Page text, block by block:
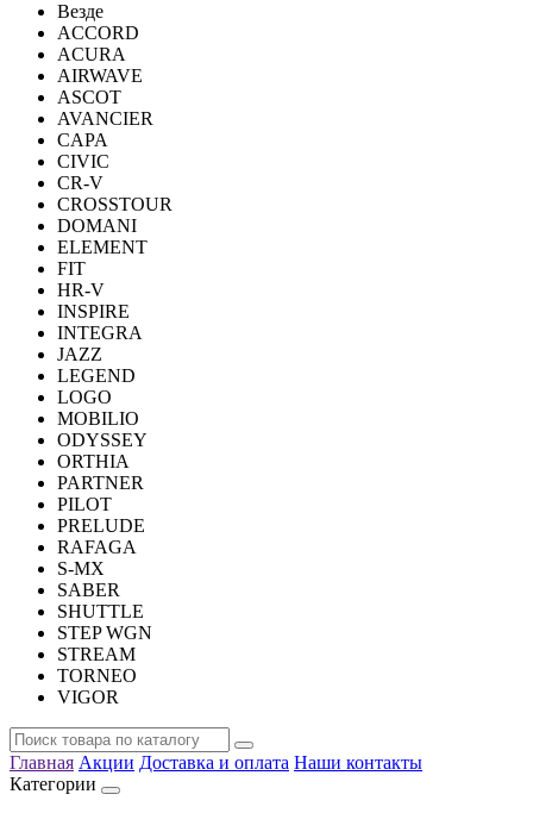
Везде
ACCORD
ACURA
AIRWAVE
ASCOT
AVANCIER
CAPA
CIVIC
CR-V
CROSSTOUR
DOMANI
ELEMENT
FIT
HR-V
INSPIRE
INTEGRA
JAZZ
LEGEND
LOGO
MOBILIO
ODYSSEY
ORTHIA
PARTNER
PILOT
PRELUDE
RAFAGA
S-MX
SABER
SHUTTLE
STEP WGN
STREAM
TORNEO
VIGOR
Главная Акции Доставка и оплата Наши контакты
Категории